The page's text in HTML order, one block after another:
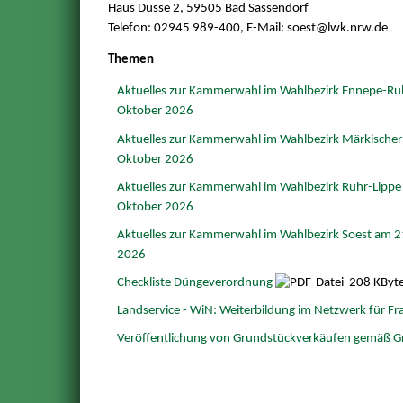
Haus Düsse 2, 59505 Bad Sassendorf
Telefon: 02945 989-400, E-Mail: soest@lwk.nrw.de
Themen
Aktuelles zur Kammerwahl im Wahlbezirk Ennepe-
Oktober 2026
Aktuelles zur Kammerwahl im Wahlbezirk
Oktober 2026
Aktuelles zur Kammerwahl im Wahlbezirk Ruhr-
Oktober 2026
Aktuelles zur Kammerwahl im Wahlbezirk Soest am
2026
Checkliste Düngeverordnung 208
Landservice - WiN: Weiterbildung im Netzwerk für
Veröffentlichung von Grundstückverkäufen gemäß